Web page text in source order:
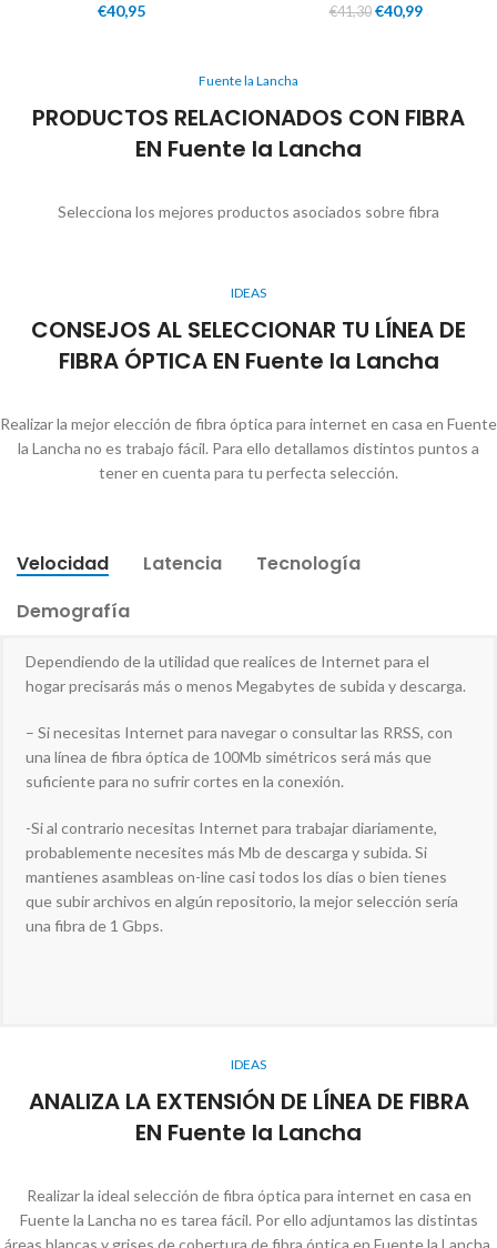
€40,95 €41,30 €40,99
Fuente la Lancha
PRODUCTOS RELACIONADOS CON FIBRA
EN Fuente la Lancha
Selecciona los mejores productos asociados sobre fibra
IDEAS
CONSEJOS AL SELECCIONAR TU LÍNEA DE
FIBRA ÓPTICA EN Fuente la Lancha
Realizar la mejor elección de fibra óptica para internet en casa en Fuente
la Lancha no es trabajo fácil. Para ello detallamos distintos puntos a
tener en cuenta para tu perfecta selección.
Velocidad Latencia
Tecnología
Demografía
Dependiendo de la utilidad que realices de Internet para el
hogar precisarás más o menos Megabytes de subida y descarga.
– Si necesitas Internet para navegar o consultar las RRSS, con
una línea de fibra óptica de 100Mb simétricos será más que
suficiente para no sufrir cortes en la conexión.
-Si al contrario necesitas Internet para trabajar diariamente,
probablemente necesites más Mb de descarga y subida. Si
mantienes asambleas on-line casi todos los días o bien tienes
que subir archivos en algún repositorio, la mejor selección sería
una fibra de 1 Gbps.
IDEAS
ANALIZA LA EXTENSIÓN DE LÍNEA DE FIBRA
EN Fuente la Lancha
Realizar la ideal selección de fibra óptica para internet en casa en
Fuente la Lancha no es tarea fácil. Por ello adjuntamos las distintas